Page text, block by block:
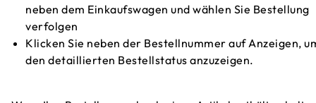
neben dem Einkaufswagen und wählen Sie Bestellung
verfolgen
Klicken Sie neben der Bestellnummer auf Anzeigen,
den detaillierten Bestellstatus anzuzeigen.